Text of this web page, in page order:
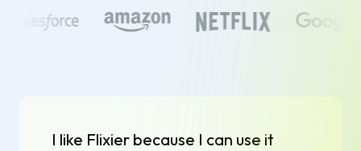
I like Flixier because I can use it